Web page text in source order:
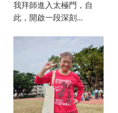
我拜師進入太極門，自
此，開啟一段深刻...